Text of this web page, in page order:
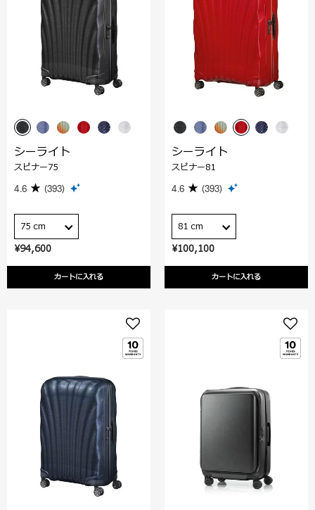
¥94,600
カートに入れる
シーライト
スピナー75
4.6 (393)
75 cm
¥100,100
カートに入れる
シーライト
スピナー81
4.6 (393)
81 cm